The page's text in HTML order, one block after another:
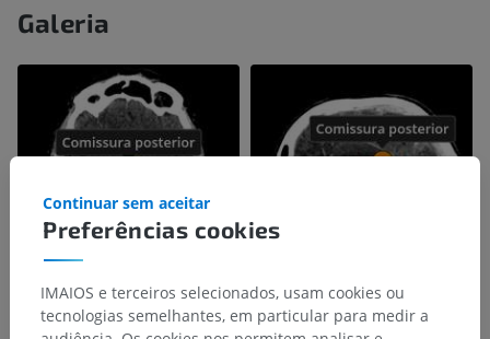
Galeria
Preferências cookies
Continuar sem aceitar
IMAIOS e terceiros selecionados, usam cookies ou
tecnologias semelhantes, em particular para medir a